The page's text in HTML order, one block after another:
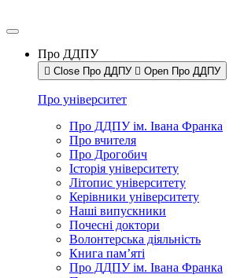
Про ДДПУ
Close Про ДДПУ Open Про ДДПУ
Про університет
Про ДДПУ ім. Івана Франка
Про вчителя
Про Дрогобич
Історія університету
Літопис університету
Керівники університету
Наші випускники
Почесні доктори
Волонтерська діяльність
Книга пам’яті
Про ДДПУ ім. Івана Франка